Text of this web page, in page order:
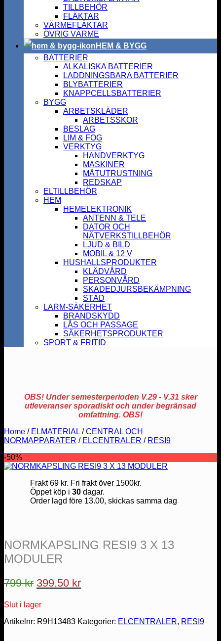
TILLBEHÖR
FLÄKTAR
VÄRMEFLÄKTAR
ÖVRIG VÄRME
HEM & BYGG
BATTERIER
ALKALISKA BATTERIER
LADDNINGSBARA BATTERIER
BLYBATTERIER
KNAPPCELLSBATTERIER
BYGG
ARBETSKLÄDER
ARBETSSKOR
BESLAG
LIM & FOG
VERKTYG
HANDVERKTYG
MASKINER
MÄTUTRUSTNING
REDSKAP
ELTILLBEHÖR
HEM
HEMELEKTRONIK
ANTENN & TELE
DATOR OCH
NÄTVERKSTILLBEHÖR
LJUD & BILD
MOBIL & 12 V
HUSHALLSPRODUKTER
KLÄDVÅRD
PERSONVÅRD
SKADEDJURSBEKÄMPNING
STÄD
LARM-SÄKERHET
BRANDSKYDD
LÅS OCH PASSAGE
SÄKERHETSPRODUKTER
SPORT & FRITID
OBS! Under semesterperioden V.29 - V.31 sker
utleveranser sporadiskt och under begränsad
omfattning. OBS!
Home / ELMATERIAL / CENTRAL OCH
NORMAPPARATER / ELCENTRALER / RESI9
-50%
Frakt 69 kr. Fri frakt över 1500kr.
Öppet köp i 30dagar.
Order lagd före 13.00, skickas samma dag
NORMKAPSLING RESI9 3 X 13
MODULER
799kr Det
priset
var:
399.50 krDet
är:
Slut i lager
Artikelnr: R9H13483 Kategorier: ELCENTRALER, RESI9